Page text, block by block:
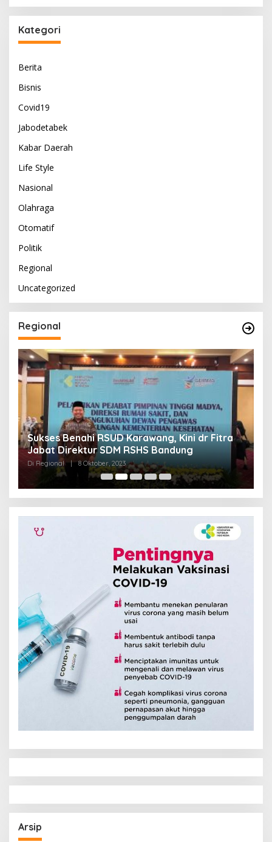
Kategori
Berita
Bisnis
Covid19
Jabodetabek
Kabar Daerah
Life Style
Nasional
Olahraga
Otomatif
Politik
Regional
Uncategorized
Regional
Sukses Benahi RSUD Karawang, Kini dr Fitra
Jabat Direktur SDM RSHS Bandung
Di Regional | 8 Oktober, 2023
Arsip